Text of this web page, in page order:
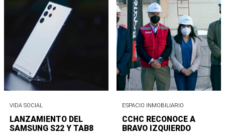
VIDA SOCIAL
LANZAMIENTO DEL
SAMSUNG S22 Y TAB8
ESPACIO INMOBILIARIO
CCHC RECONOCE A
BRAVO IZQUIERDO